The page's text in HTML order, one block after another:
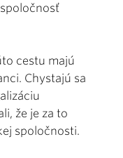
cestu majú
Chystajú sa
že je za to
spoločnosti.